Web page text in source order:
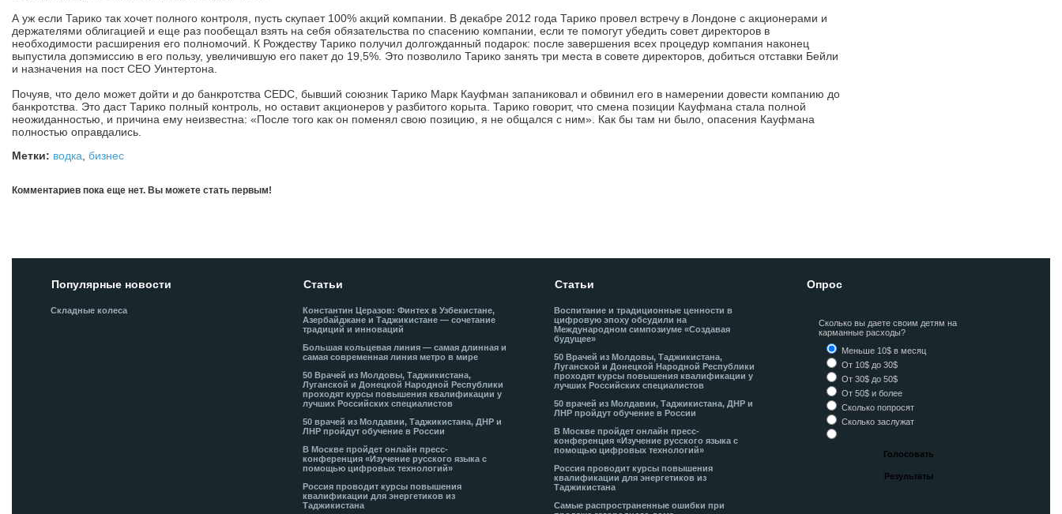
А уж если Тарико так хочет полного контроля, пусть скупает 100% акций компании. В декабре 2012 года Тарико провел встречу в Лондоне с акционерами и
держателями облигацией и еще раз пообещал взять на себя обязательства по спасению компании, если те помогут убедить совет директоров в
необходимости расширения его полномочий. К Рождеству Тарико получил долгожданный подарок: после завершения всех процедур компания наконец
выпустила допэмиссию в его пользу, увеличившую его пакет до 19,5%. Это позволило Тарико занять три места в совете директоров, добиться отставки Бейли
и назначения на пост CEO Уинтертона.
Почуяв, что дело может дойти и до банкротства CEDC, бывший союзник Тарико Марк Кауфман запаниковал и обвинил его в намерении довести компанию до
банкротства. Это даст Тарико полный контроль, но оставит акционеров у разбитого корыта. Тарико говорит, что смена позиции Кауфмана стала полной
неожиданностью, и причина ему неизвестна: «После того как он поменял свою позицию, я не общался с ним». Как бы там ни было, опасения Кауфмана
полностью оправдались.
Метки: водка, бизнес
Комментариев пока еще нет. Вы можете стать первым!
Популярные новости
Складные колеса
Статьи
Константин Церазов: Финтех в Узбекистане,
Азербайджане и Таджикистане — сочетание
традиций и инноваций
Большая кольцевая линия — самая длинная и
самая современная линия метро в мире
50 Врачей из Молдовы, Таджикистана,
Луганской и Донецкой Народной Республики
проходят курсы повышения квалификации у
лучших Российских специалистов
50 врачей из Молдавии, Таджикистана, ДНР и
ЛНР пройдут обучение в России
В Москве пройдет онлайн пресс-
конференция «Изучение русского языка с
помощью цифровых технологий»
Россия проводит курсы повышения
квалификации для энергетиков из
Таджикистана
Статьи
Воспитание и традиционные ценности в
цифровую эпоху обсудили на
Международном симпозиуме «Создавая
будущее»
50 Врачей из Молдовы, Таджикистана,
Луганской и Донецкой Народной Республики
проходят курсы повышения квалификации у
лучших Российских специалистов
50 врачей из Молдавии, Таджикистана, ДНР и
ЛНР пройдут обучение в России
В Москве пройдет онлайн пресс-
конференция «Изучение русского языка с
помощью цифровых технологий»
Россия проводит курсы повышения
квалификации для энергетиков из
Таджикистана
Самые распространенные ошибки при
Опрос
Сколько вы даете своим детям на
карманные расходы?
Меньше 10$ в месяц
От 10$ до 30$
От 30$ до 50$
От 50$ и более
Сколько попросят
Сколько заслужат